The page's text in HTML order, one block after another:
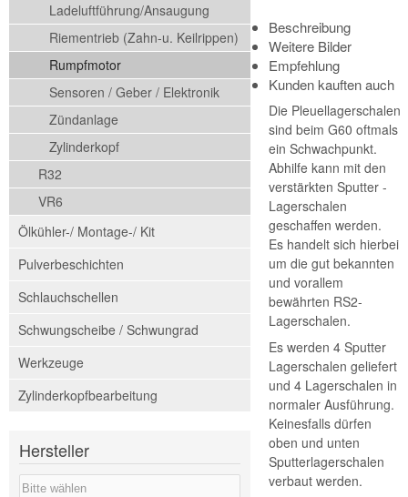
Beschreibung
Weitere Bilder
Empfehlung
Kunden kauften auch
Die Pleuellagerschalen
sind beim G60 oftmals
ein Schwachpunkt.
Abhilfe kann mit den
verstärkten Sputter -
Lagerschalen
geschaffen werden.
Es handelt sich hierbei
um die gut bekannten
und vorallem
bewährten RS2-
Lagerschalen.
Es werden 4 Sputter
Lagerschalen geliefert
und 4 Lagerschalen in
normaler Ausführung.
Keinesfalls dürfen
oben und unten
Sputterlagerschalen
verbaut werden.
Ladeluftführung/Ansaugung
Riementrieb (Zahn-u. Keilrippen)
Rumpfmotor
Sensoren / Geber / Elektronik
Zündanlage
Zylinderkopf
R32
VR6
Ölkühler-/ Montage-/ Kit
Pulverbeschichten
Schlauchschellen
Schwungscheibe / Schwungrad
Werkzeuge
Zylinderkopfbearbeitung
Hersteller